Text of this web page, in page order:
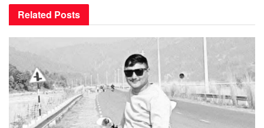
Related Posts